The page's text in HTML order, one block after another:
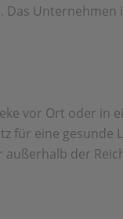
Das
vor Ort oder in
für eine gesunde
der